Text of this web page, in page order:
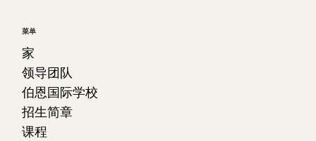
菜单
家
领导团队
伯恩国际学校
招生简章
课程